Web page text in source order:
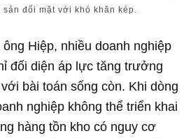
đối mặt với khó khăn kép.
Hiệp, nhiều doanh nghiệp
đối diện áp lực tăng trưởng
bài toán sống còn. Khi dòng
nghiệp không thể triển khai
hàng tồn kho có nguy cơ